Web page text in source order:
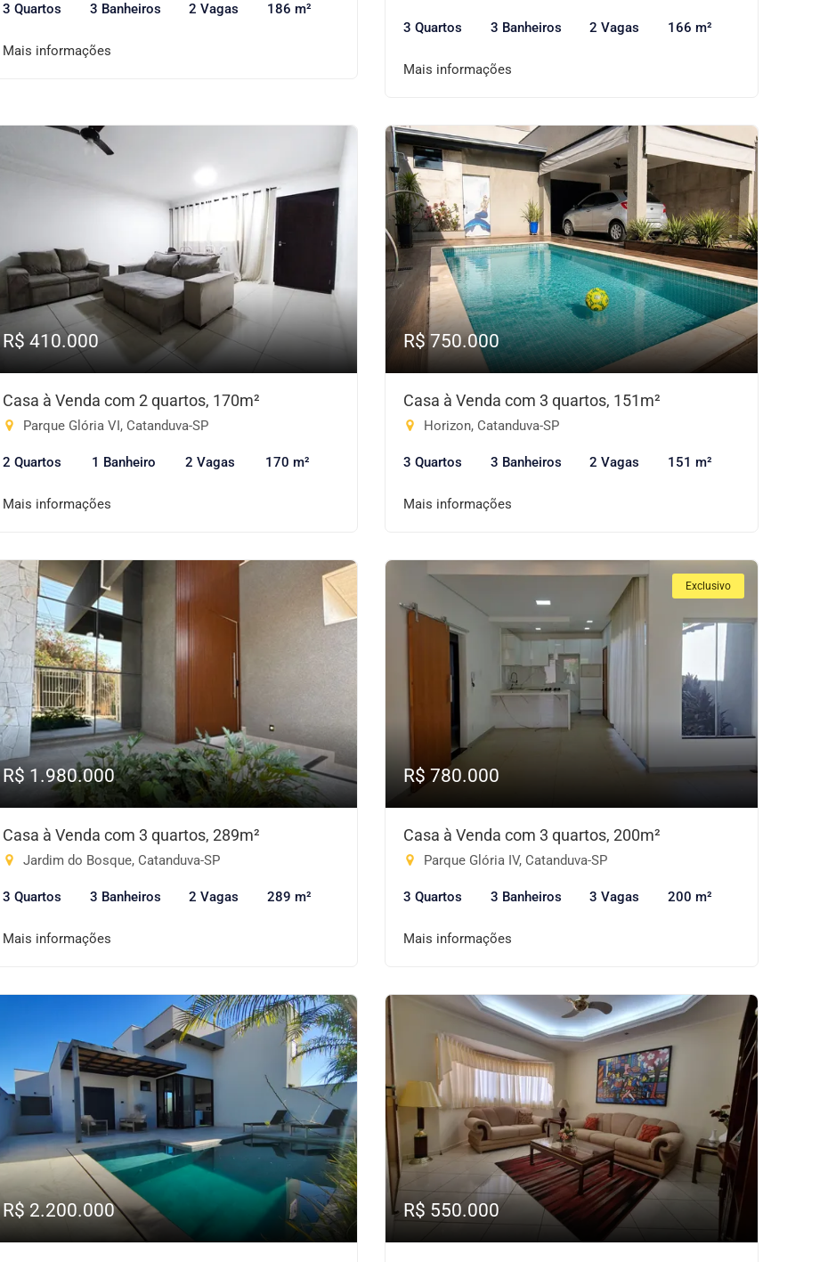
3 Quartos 3 Banheiros 2 Vagas 186 m²
Mais informações
3 Quartos 3 Banheiros 2 Vagas 166 m²
Mais informações
R$ 410.000
Casa à Venda com 2 quartos, 170m²
Parque Glória VI, Catanduva-SP
2 Quartos 1 Banheiro 2 Vagas 170 m²
Mais informações
R$ 750.000
Casa à Venda com 3 quartos, 151m²
Horizon, Catanduva-SP
3 Quartos 3 Banheiros 2 Vagas 151 m²
Mais informações
R$ 1.980.000
Casa à Venda com 3 quartos, 289m²
Jardim do Bosque, Catanduva-SP
3 Quartos 3 Banheiros 2 Vagas 289 m²
Mais informações
Exclusivo
R$ 780.000
Casa à Venda com 3 quartos, 200m²
Parque Glória IV, Catanduva-SP
3 Quartos 3 Banheiros 3 Vagas 200 m²
Mais informações
R$ 2.200.000 R$ 550.000